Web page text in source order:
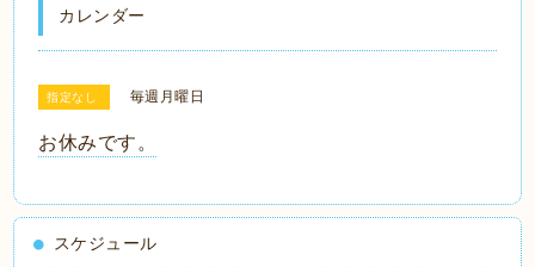
カレンダー
指定なし 毎週月曜日
お休みです。
スケジュール